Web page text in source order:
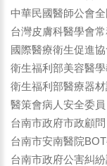
中華民國醫師公會
台灣皮膚科醫學會
國際醫療衛生促進
衛生福利部美容醫
衛生福利部醫療器
醫策會病人安全委員
台南市政府市政顧問
台南市安南醫院
台南市政府公害糾